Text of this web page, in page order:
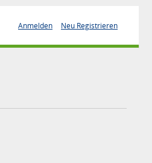
Anmelden Neu Registrieren